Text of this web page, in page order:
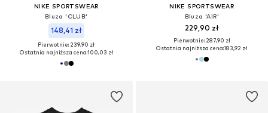
NIKE SPORTSWEAR
Bluza 'CLUB'
148,41 zł
Pierwotnie: 239,90 zł
Ostatnia najniższa cena:100,03 zł
NIKE SPORTSWEAR
Bluza 'AIR'
229,90 zł
Pierwotnie: 287,90 zł
Ostatnia najniższa cena:183,92 zł